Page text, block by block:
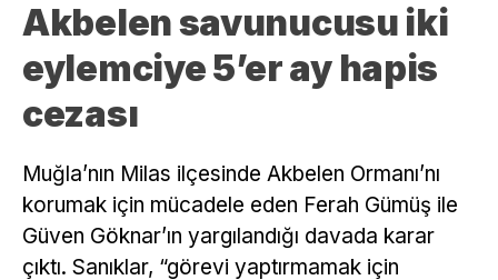
Akbelen savunucusu iki
eylemciye 5’er ay hapis
cezası
Muğla’nın Milas ilçesinde Akbelen Ormanı’nı
korumak için mücadele eden Ferah Gümüş ile
Güven Göknar’ın yargılandığı davada karar
çıktı. Sanıklar, “görevi yaptırmamak için